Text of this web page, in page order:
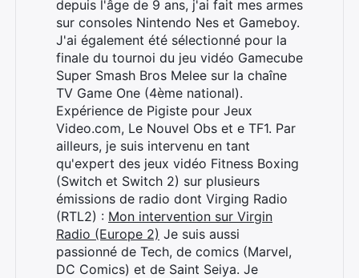
depuis l'âge de 9 ans, j'ai fait mes armes
sur consoles Nintendo Nes et Gameboy.
J'ai également été sélectionné pour la
finale du tournoi du jeu vidéo Gamecube
Super Smash Bros Melee sur la chaîne
TV Game One (4ème national).
Expérience de Pigiste pour Jeux
Video.com, Le Nouvel Obs et e TF1. Par
ailleurs, je suis intervenu en tant
qu'expert des jeux vidéo Fitness Boxing
(Switch et Switch 2) sur plusieurs
émissions de radio dont Virging Radio
(RTL2) : Mon intervention sur Virgin
Radio (Europe 2) Je suis aussi
passionné de Tech, de comics (Marvel,
DC Comics) et de Saint Seiya. Je